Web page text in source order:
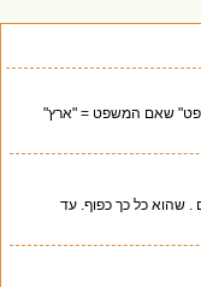
שאם המשפט = "ארץ"
כל כך כפוף. עד